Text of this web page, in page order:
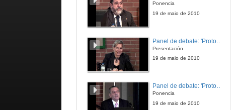
Ponencia
19 de maio de 2010
Presentación
19 de maio de 2010
Panel de debate: 'Protocolo e sociedade laica. ¿O futuro que ven?'
Ponencia
19 de maio de 2010